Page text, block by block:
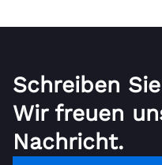
Schreiben
Wir freuen
Nachricht.